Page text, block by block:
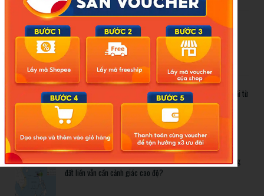
Cảnh báo thủ đoạn lừa đảo kết hôn: Khi sính lễ trở thành ‘cái
bẫy’ tinh vi
Gần 1.200 tỷ đồng xóa ‘mù bơi’ cho học sinh TP.HCM: Lời giải từ
chính sách hỗ trợ trực tiếp
Related Posts
Bão số 3 hình thành trên Biển Đông: Vì sao không ảnh hưởng
đất liền vẫn cần cảnh giác cao độ?